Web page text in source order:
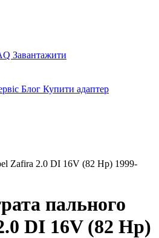
Завантажити
Блог Купити адаптер
Zafira 2.0 DI 16V (82 Hp) 1999-
пального
DI 16V (82 Hp)